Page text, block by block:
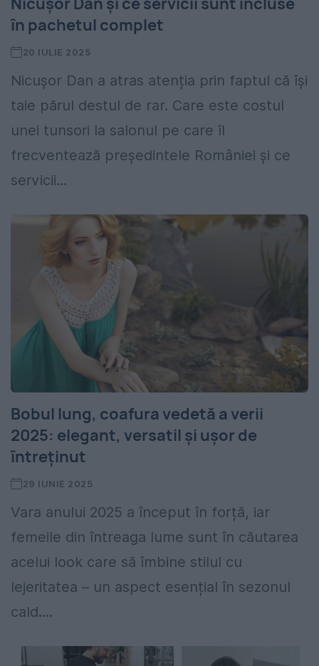
în pachetul complet
20 IULIE 2025
Nicușor Dan a atras atenția prin faptul că își
taie părul destul de rar. Care este costul
unei tunsori la salonul pe care îl
frecventează președintele României și ce
servicii...
Bobul lung, coafura vedetă a verii
2025: elegant, versatil și ușor de
întreținut
29 IUNIE 2025
Vara anului 2025 a început în forță, iar
femeile din întreaga lume sunt în căutarea
acelui look care să îmbine stilul cu
lejeritatea – un aspect esențial în sezonul
cald....